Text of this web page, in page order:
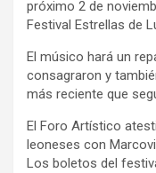
próximo 2 de
Festival Estrellas de
El músico hará un
consagraron y
más reciente que
El Foro Artístico
leoneses con
Los boletos del